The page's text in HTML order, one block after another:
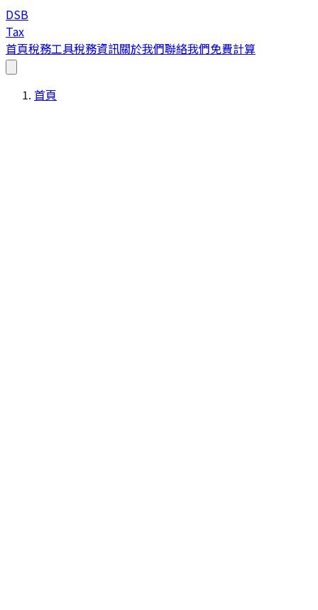
DSB
Tax
首頁稅務工具稅務資訊關於我們聯絡我們免費計算
首頁